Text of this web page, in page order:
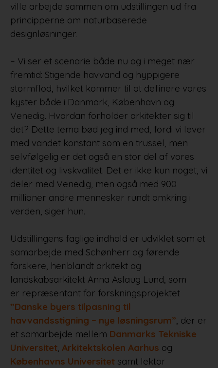
ville arbejde sammen om udstillingen ud fra
principperne om naturbaserede
designløsninger.
– Vi ser et scenarie både nu og i meget nær
fremtid: Stigende havvand og hyppigere
stormflod, hvilket kommer til at definere vores
kyster både i Danmark, København og
Venedig. Hvordan forholder arkitekter sig til
det? Dette tema bød jeg ind med, fordi vi lever
med vandet konstant som en trussel, men
selvfølgelig er det også en stor del af vores
identitet og livskvalitet. Det er ikke kun noget, vi
deler med Venedig, men også med 900
millioner andre mennesker rundt omkring i
verden, siger hun.
Udstillingens faglige indhold er udviklet som et
samarbejde med Schønherr og førende
forskere, heriblandt arkitekt og
landskabsarkitekt Anna Aslaug Lund, som
er repræsentant for forskningsprojektet
”Danske byers tilpasning til
havvandsstigning – nye løsningsrum”, der er
et samarbejde mellem Danmarks Tekniske
Universitet, Arkitektskolen Aarhus og
Københavns Universitetsamt lektor